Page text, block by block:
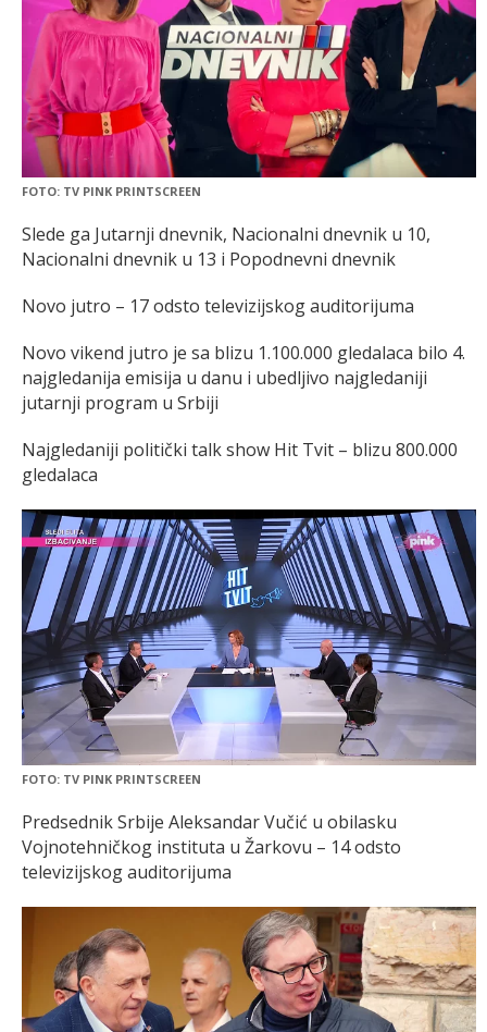
FOTO: TV PINK PRINTSCREEN
Slede ga Jutarnji dnevnik, Nacionalni dnevnik u 10,
Nacionalni dnevnik u 13 i Popodnevni dnevnik
Novo jutro – 17 odsto televizijskog auditorijuma
Novo vikend jutro je sa blizu 1.100.000 gledalaca bilo 4.
najgledanija emisija u danu i ubedljivo najgledaniji
jutarnji program u Srbiji
Najgledaniji politički talk show Hit Tvit – blizu 800.000
gledalaca
FOTO: TV PINK PRINTSCREEN
Predsednik Srbije Aleksandar Vučić u obilasku
Vojnotehničkog instituta u Žarkovu – 14 odsto
televizijskog auditorijuma